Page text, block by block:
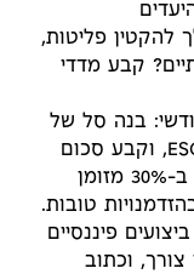
להקטין פליטות,
קבע מדדי
בנה סל של
נכסים תואמים קריטריוני ESG/SGS, וקבע סכום
חודשי, למשל 2,500 דולר. התחל ב-30% מזומן
טובות.
פיננסיים
וכתוב